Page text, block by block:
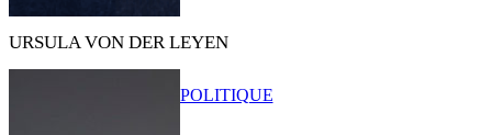
URSULA VON DER LEYEN
POLITIQUE